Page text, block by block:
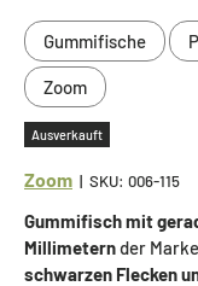
Gummifische
Zoom
Ausverkauft
Zoom | SKU: 006-115
Gummifisch mit
Millimeternder Marke
schwarzen Flecken